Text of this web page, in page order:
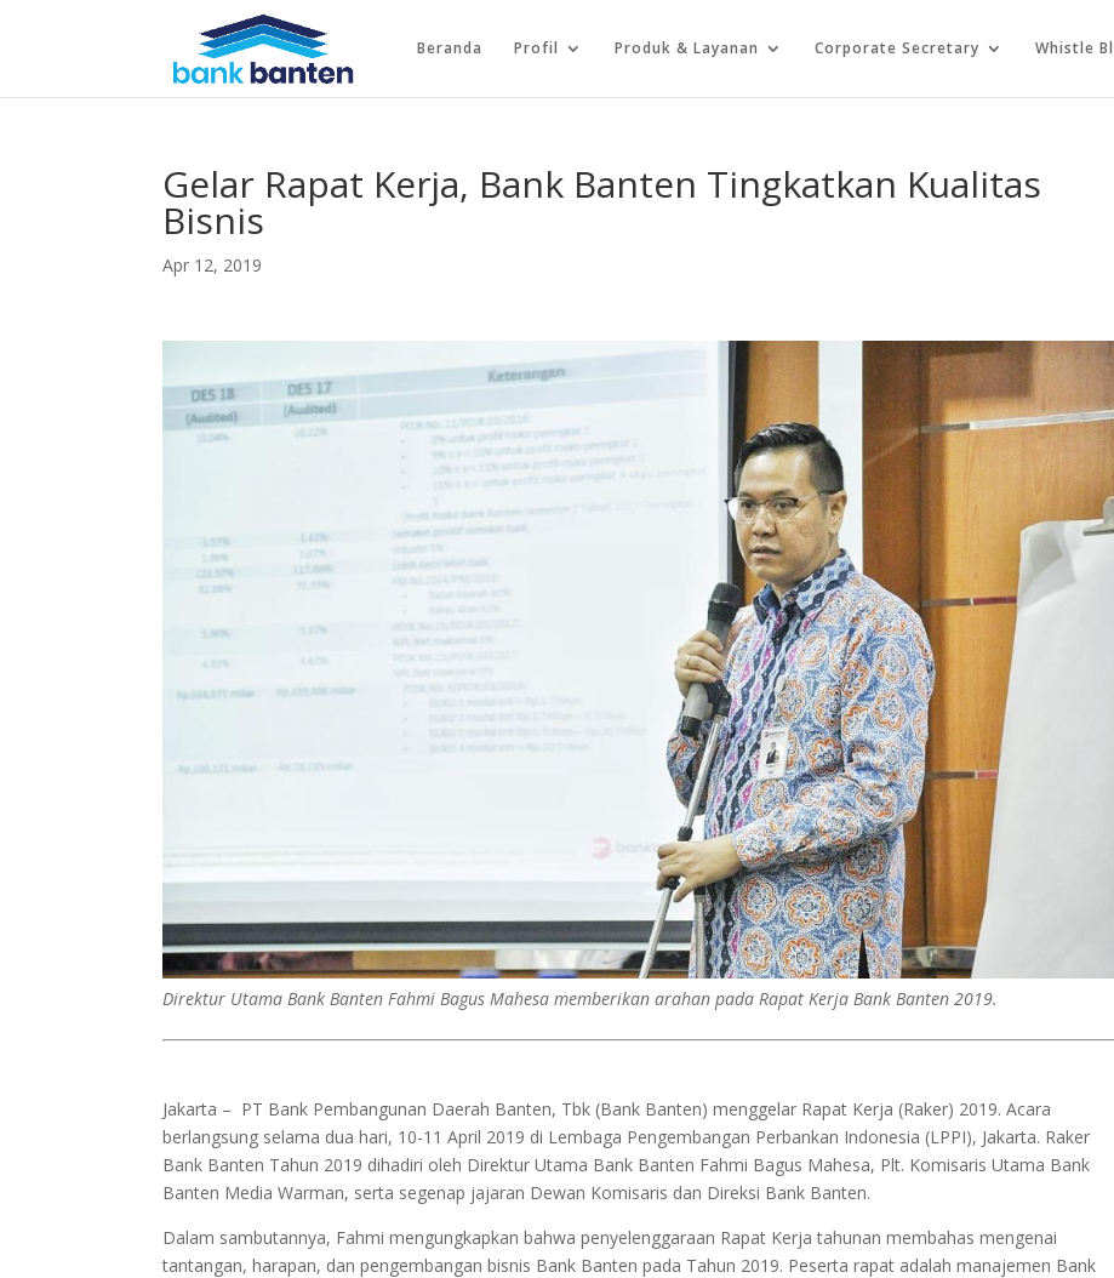
Beranda Profil Produk & Layanan Corporate Secretary Whistle
Gelar Rapat Kerja, Bank Banten Tingkatkan Kualitas
Bisnis
Apr 12, 2019
Direktur Utama Bank Banten Fahmi Bagus Mahesa memberikan arahan pada Rapat Kerja Bank Banten 2019.
Jakarta – PT Bank Pembangunan Daerah Banten, Tbk (Bank Banten) menggelar Rapat Kerja (Raker) 2019. Acara
berlangsung selama dua hari, 10-11 April 2019 di Lembaga Pengembangan Perbankan Indonesia (LPPI), Jakarta. Raker
Bank Banten Tahun 2019 dihadiri oleh Direktur Utama Bank Banten Fahmi Bagus Mahesa, Plt. Komisaris Utama Bank
Banten Media Warman, serta segenap jajaran Dewan Komisaris dan Direksi Bank Banten.
Dalam sambutannya, Fahmi mengungkapkan bahwa penyelenggaraan Rapat Kerja tahunan membahas mengenai
tantangan, harapan, dan pengembangan bisnis Bank Banten pada Tahun 2019. Peserta rapat adalah manajemen Bank